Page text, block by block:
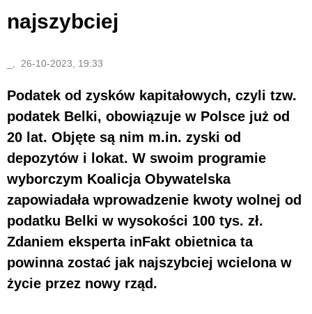
najszybciej
_, 26-10-2023, 19:33
Podatek od zysków kapitałowych, czyli tzw.
podatek Belki, obowiązuje w Polsce już od
20 lat. Objęte są nim m.in. zyski od
depozytów i lokat. W swoim programie
wyborczym Koalicja Obywatelska
zapowiadała wprowadzenie kwoty wolnej od
podatku Belki w wysokości 100 tys. zł.
Zdaniem eksperta inFakt obietnica ta
powinna zostać jak najszybciej wcielona w
życie przez nowy rząd.